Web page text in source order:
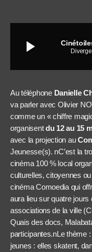
play_arrow
Au téléphone Danielle
va parler avec Olivier
comme un « chiffre
organisentdu 12 au 15
avec la projection au
Jeunesse(s). nC’est la
cinéma 100 % local
culturelles, citoyennes
cinéma Comoedia qui
aura lieu sur quatre
associations de la ville
Quais des docs,
participantes.nLe thème
jeunes : elles skatent,